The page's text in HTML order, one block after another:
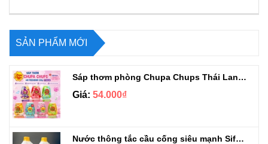
SẢN PHẨM MỚI
Sáp thơm phòng Chupa Chups Thái Lan 230g
Giá: 54.000₫
Nước thông tắc cầu cống siêu mạnh Sifa 1.4kg